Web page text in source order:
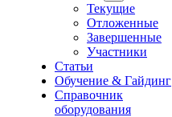
Текущие
Отложенные
Завершенные
Участники
Статьи
Обучение & Гайдинг
Справочник
оборудования